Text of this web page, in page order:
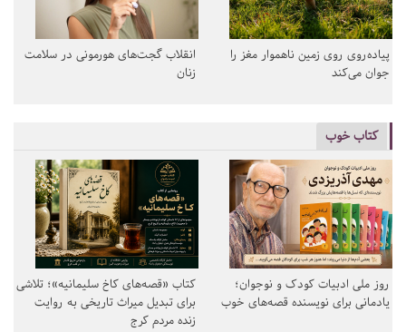
پیاده‌روی روی زمین ناهموار مغز را
جوان می‌کند
انقلاب گجت‌های هورمونی در سلامت
زنان
کتاب خوب
روز ملی ادبیات کودک و نوجوان؛
یادمانی برای نویسنده قصه‌های خوب
کتاب «قصه‌های کاخ سلیمانیه»؛ تلاشی
برای تبدیل میراث تاریخی به روایت
زنده مردم کرج